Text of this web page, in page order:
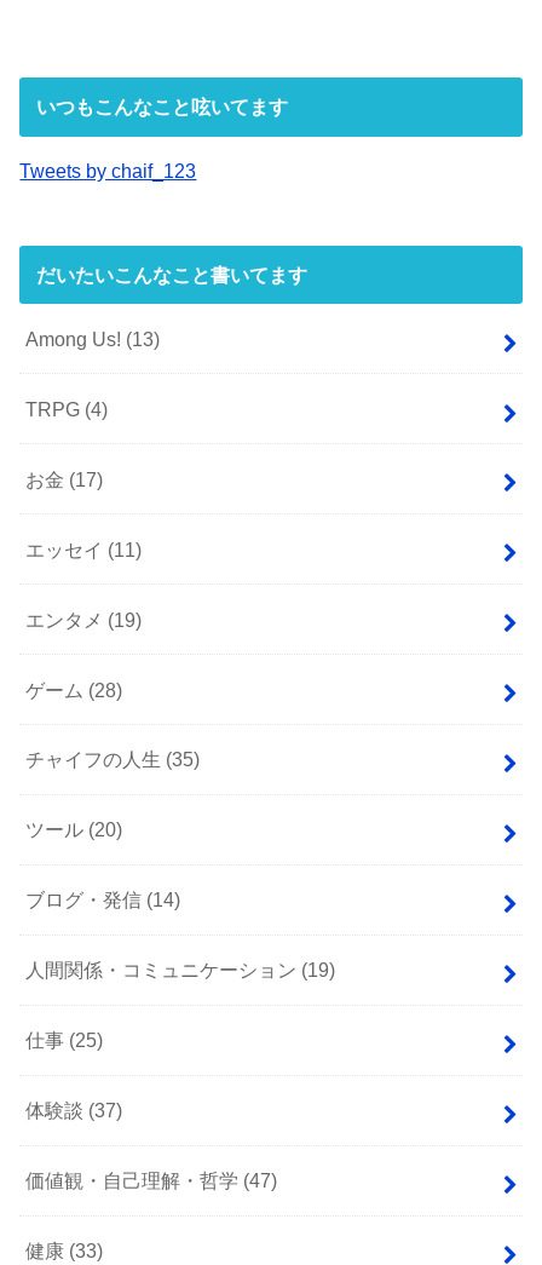
いつもこんなこと呟いてます
Tweets by chaif_123
だいたいこんなこと書いてます
Among Us! (13)
TRPG (4)
お金 (17)
エッセイ (11)
エンタメ (19)
ゲーム (28)
チャイフの人生 (35)
ツール (20)
ブログ・発信 (14)
人間関係・コミュニケーション (19)
仕事 (25)
体験談 (37)
価値観・自己理解・哲学 (47)
健康 (33)